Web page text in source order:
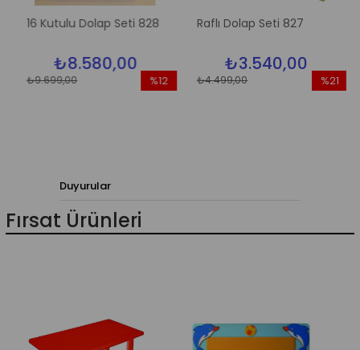
16 Kutulu Dolap Seti 828
₺8.580,00
₺9.699,00
%12
Raflı Dolap Seti 827
₺3.540,00
₺4.499,00
%21
Duyurular
Fırsat Ürünleri